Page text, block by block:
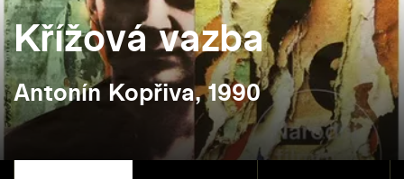
Křížová vazba
Antonín Kopřiva, 1990